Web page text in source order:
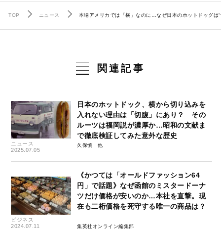
TOP ニュース 本場アメリカでは「横」なのに…なぜ日本のホットドッグは
関連記事
ニュース
2025.07.05
日本のホットドック、横から切り込みを
入れない理由は「切腹」にあり？ その
ルーツは福岡説が濃厚か…昭和の文献ま
で徹底検証してみた意外な歴史
久保慎
ビジネス
2024.07.11
《かつては「オールドファッション64
円」で話題》なぜ函館のミスタードーナ
ツだけ価格が安いのか…本社を直撃。現
在も二桁価格を死守する唯一の商品は？
集英社オンライン編集部